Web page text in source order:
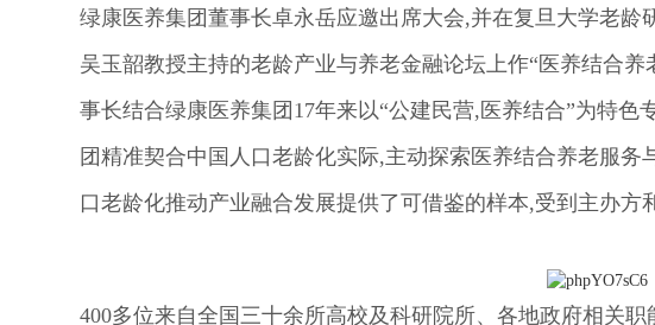
绿康医养集团董事长卓永岳应邀出席大会,并在复旦大学老
吴玉韶教授主持的老龄产业与养老金融论坛上作“医养结合
事长结合绿康医养集团17年来以“公建民营,医养结合”为特
团精准契合中国人口老龄化实际,主动探索医养结合养老服
口老龄化推动产业融合发展提供了可借鉴的样本,受到主办方
400多位来自全国三十余所高校及科研院所、各地政府相关